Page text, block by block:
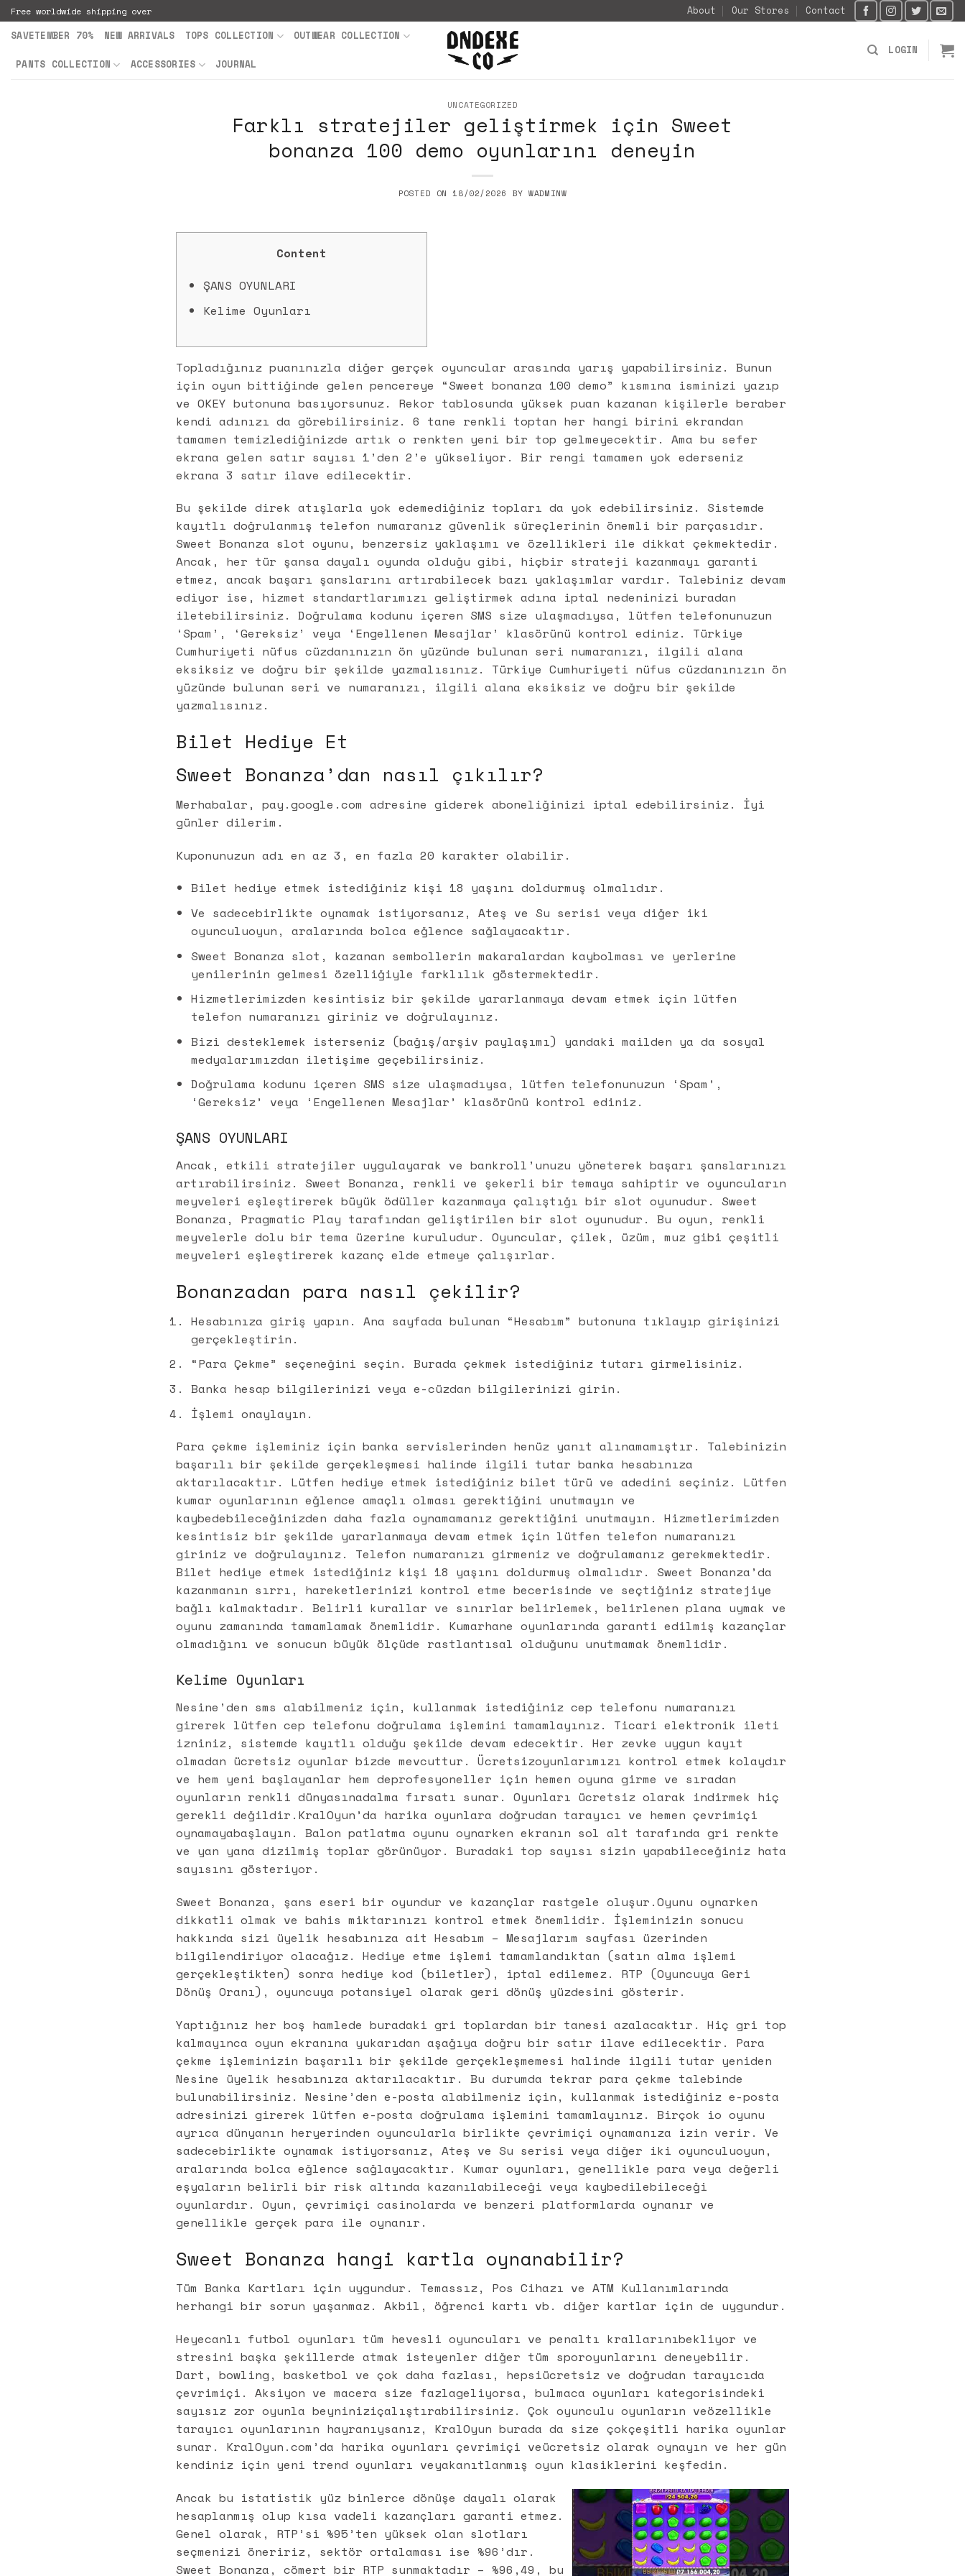
Skip
to
content
Free worldwide shipping over About Our Stores
Contact
SAVETEMBER 70%
NEW ARRIVALS TOPS COLLECTION OUTWEAR COLLECTION
PANTS COLLECTION ACCESSORIES JOURNAL
LOGIN
UNCATEGORIZED
Farklı stratejiler geliştirmek için Sweet
bonanza 100 demo oyunlarını deneyin
POSTED ON18/02/2026 BYWADMINW
Content
ŞANS OYUNLARI
Kelime Oyunları
Topladığınız puanınızla diğer gerçek oyuncular arasında yarış yapabilirsiniz. Bunun
için oyun bittiğinde gelen pencereye “Sweet bonanza 100 demo” kısmına isminizi yazıp
ve OKEY butonuna basıyorsunuz. Rekor tablosunda yüksek puan kazanan kişilerle beraber
kendi adınızı da görebilirsiniz. 6 tane renkli toptan her hangi birini ekrandan
tamamen temizlediğinizde artık o renkten yeni bir top gelmeyecektir. Ama bu sefer
ekrana gelen satır sayısı 1’den 2’e yükseliyor. Bir rengi tamamen yok ederseniz
ekrana 3 satır ilave edilecektir.
Bu şekilde direk atışlarla yok edemediğiniz topları da yok edebilirsiniz. Sistemde
kayıtlı doğrulanmış telefon numaranız güvenlik süreçlerinin önemli bir parçasıdır.
Sweet Bonanza slot oyunu, benzersiz yaklaşımı ve özellikleri ile dikkat çekmektedir.
Ancak, her tür şansa dayalı oyunda olduğu gibi, hiçbir strateji kazanmayı garanti
etmez, ancak başarı şanslarını artırabilecek bazı yaklaşımlar vardır. Talebiniz devam
ediyor ise, hizmet standartlarımızı geliştirmek adına iptal nedeninizi buradan
iletebilirsiniz. Doğrulama kodunu içeren SMS size ulaşmadıysa, lütfen telefonunuzun
‘Spam’, ‘Gereksiz’ veya ‘Engellenen Mesajlar’ klasörünü kontrol ediniz. Türkiye
Cumhuriyeti nüfus cüzdanınızın ön yüzünde bulunan seri numaranızı, ilgili alana
eksiksiz ve doğru bir şekilde yazmalısınız. Türkiye Cumhuriyeti nüfus cüzdanınızın ön
yüzünde bulunan seri ve numaranızı, ilgili alana eksiksiz ve doğru bir şekilde
yazmalısınız.
Bilet Hediye Et
Sweet Bonanza’dan nasıl çıkılır?
Merhabalar, pay.google.com adresine giderek aboneliğinizi iptal edebilirsiniz. İyi
günler dilerim.
Kuponunuzun adı en az 3, en fazla 20 karakter olabilir.
Bilet hediye etmek istediğiniz kişi 18 yaşını doldurmuş olmalıdır.
Ve sadecebirlikte oynamak istiyorsanız, Ateş ve Su serisi veya diğer iki
oyunculuoyun, aralarında bolca eğlence sağlayacaktır.
Sweet Bonanza slot, kazanan sembollerin makaralardan kaybolması ve yerlerine
yenilerinin gelmesi özelliğiyle farklılık göstermektedir.
Hizmetlerimizden kesintisiz bir şekilde yararlanmaya devam etmek için lütfen
telefon numaranızı giriniz ve doğrulayınız.
Bizi desteklemek isterseniz (bağış/arşiv paylaşımı) yandaki mailden ya da sosyal
medyalarımızdan iletişime geçebilirsiniz.
Doğrulama kodunu içeren SMS size ulaşmadıysa, lütfen telefonunuzun ‘Spam’,
‘Gereksiz’ veya ‘Engellenen Mesajlar’ klasörünü kontrol ediniz.
ŞANS OYUNLARI
Ancak, etkili stratejiler uygulayarak ve bankroll’unuzu yöneterek başarı şanslarınızı
artırabilirsiniz. Sweet Bonanza, renkli ve şekerli bir temaya sahiptir ve oyuncuların
meyveleri eşleştirerek büyük ödüller kazanmaya çalıştığı bir slot oyunudur. Sweet
Bonanza, Pragmatic Play tarafından geliştirilen bir slot oyunudur. Bu oyun, renkli
meyvelerle dolu bir tema üzerine kuruludur. Oyuncular, çilek, üzüm, muz gibi çeşitli
meyveleri eşleştirerek kazanç elde etmeye çalışırlar.
Bonanzadan para nasıl çekilir?
Hesabınıza giriş yapın. Ana sayfada bulunan “Hesabım” butonuna tıklayıp girişinizi
gerçekleştirin.
“Para Çekme” seçeneğini seçin. Burada çekmek istediğiniz tutarı girmelisiniz.
Banka hesap bilgilerinizi veya e-cüzdan bilgilerinizi girin.
İşlemi onaylayın.
Para çekme işleminiz için banka servislerinden henüz yanıt alınamamıştır. Talebinizin
başarılı bir şekilde gerçekleşmesi halinde ilgili tutar banka hesabınıza
aktarılacaktır. Lütfen hediye etmek istediğiniz bilet türü ve adedini seçiniz. Lütfen
kumar oyunlarının eğlence amaçlı olması gerektiğini unutmayın ve
kaybedebileceğinizden daha fazla oynamamanız gerektiğini unutmayın. Hizmetlerimizden
kesintisiz bir şekilde yararlanmaya devam etmek için lütfen telefon numaranızı
giriniz ve doğrulayınız. Telefon numaranızı girmeniz ve doğrulamanız gerekmektedir.
Bilet hediye etmek istediğiniz kişi 18 yaşını doldurmuş olmalıdır. Sweet Bonanza’da
kazanmanın sırrı, hareketlerinizi kontrol etme becerisinde ve seçtiğiniz stratejiye
bağlı kalmaktadır. Belirli kurallar ve sınırlar belirlemek, belirlenen plana uymak ve
oyunu zamanında tamamlamak önemlidir. Kumarhane oyunlarında garanti edilmiş kazançlar
olmadığını ve sonucun büyük ölçüde rastlantısal olduğunu unutmamak önemlidir.
Kelime Oyunları
Nesine’den sms alabilmeniz için, kullanmak istediğiniz cep telefonu numaranızı
girerek lütfen cep telefonu doğrulama işlemini tamamlayınız. Ticari elektronik ileti
izniniz, sistemde kayıtlı olduğu şekilde devam edecektir. Her zevke uygun kayıt
olmadan ücretsiz oyunlar bizde mevcuttur. Ücretsizoyunlarımızı kontrol etmek kolaydır
ve hem yeni başlayanlar hem deprofesyoneller için hemen oyuna girme ve sıradan
oyunların renkli dünyasınadalma fırsatı sunar. Oyunları ücretsiz olarak indirmek hiç
gerekli değildir.KralOyun’da harika oyunlara doğrudan tarayıcı ve hemen çevrimiçi
oynamayabaşlayın. Balon patlatma oyunu oynarken ekranın sol alt tarafında gri renkte
ve yan yana dizilmiş toplar görünüyor. Buradaki top sayısı sizin yapabileceğiniz hata
sayısını gösteriyor.
Sweet Bonanza, şans eseri bir oyundur ve kazançlar rastgele oluşur.Oyunu oynarken
dikkatli olmak ve bahis miktarınızı kontrol etmek önemlidir. İşleminizin sonucu
hakkında sizi üyelik hesabınıza ait Hesabım – Mesajlarım sayfası üzerinden
bilgilendiriyor olacağız. Hediye etme işlemi tamamlandıktan (satın alma işlemi
gerçekleştikten) sonra hediye kod (biletler), iptal edilemez. RTP (Oyuncuya Geri
Dönüş Oranı), oyuncuya potansiyel olarak geri dönüş yüzdesini gösterir.
Yaptığınız her boş hamlede buradaki gri toplardan bir tanesi azalacaktır. Hiç gri top
kalmayınca oyun ekranına yukarıdan aşağıya doğru bir satır ilave edilecektir. Para
çekme işleminizin başarılı bir şekilde gerçekleşmemesi halinde ilgili tutar yeniden
Nesine üyelik hesabınıza aktarılacaktır. Bu durumda tekrar para çekme talebinde
bulunabilirsiniz. Nesine’den e-posta alabilmeniz için, kullanmak istediğiniz e-posta
adresinizi girerek lütfen e-posta doğrulama işlemini tamamlayınız. Birçok io oyunu
ayrıca dünyanın heryerinden oyuncularla birlikte çevrimiçi oynamanıza izin verir. Ve
sadecebirlikte oynamak istiyorsanız, Ateş ve Su serisi veya diğer iki oyunculuoyun,
aralarında bolca eğlence sağlayacaktır. Kumar oyunları, genellikle para veya değerli
eşyaların belirli bir risk altında kazanılabileceği veya kaybedilebileceği
oyunlardır. Oyun, çevrimiçi casinolarda ve benzeri platformlarda oynanır ve
genellikle gerçek para ile oynanır.
Sweet Bonanza hangi kartla oynanabilir?
Tüm Banka Kartları için uygundur. Temassız, Pos Cihazı ve ATM Kullanımlarında
herhangi bir sorun yaşanmaz. Akbil, öğrenci kartı vb. diğer kartlar için de uygundur.
Heyecanlı futbol oyunları tüm hevesli oyuncuları ve penaltı krallarınıbekliyor ve
stresini başka şekillerde atmak isteyenler diğer tüm sporoyunlarını deneyebilir.
Dart, bowling, basketbol ve çok daha fazlası, hepsiücretsiz ve doğrudan tarayıcıda
çevrimiçi. Aksiyon ve macera size fazlageliyorsa, bulmaca oyunları kategorisindeki
sayısız zor oyunla beyniniziçalıştırabilirsiniz. Çok oyunculu oyunların veözellikle
tarayıcı oyunlarının hayranıysanız, KralOyun burada da size çokçeşitli harika oyunlar
sunar. KralOyun.com’da harika oyunları çevrimiçi veücretsiz olarak oynayın ve her gün
kendiniz için yeni trend oyunları veyakanıtlanmış oyun klasiklerini keşfedin.
Ancak bu istatistik yüz binlerce dönüşe dayalı olarak
hesaplanmış olup kısa vadeli kazançları garanti etmez.
Genel olarak, RTP’si %95’ten yüksek olan slotları
seçmenizi öneririz, sektör ortalaması ise %96’dır.
Sweet Bonanza, cömert bir RTP sunmaktadır – %96,49, bu